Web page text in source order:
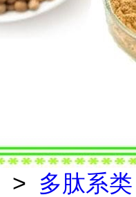
> 多肽系类